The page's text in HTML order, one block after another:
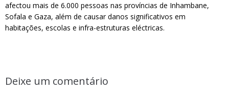
afectou mais de 6.000 pessoas nas províncias de Inhambane,
Sofala e Gaza, além de causar danos significativos em
habitações, escolas e infra-estruturas eléctricas.
Deixe um comentário